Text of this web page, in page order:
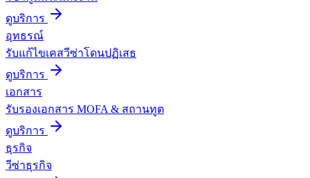
ดูบริการ
อุทธรณ์
รับแก้ไขเคสวีซ่าโดนปฏิเสธ
ดูบริการ
เอกสาร
รับรองเอกสาร MOFA & สถานทูต
ดูบริการ
ธุรกิจ
วีซ่าธุรกิจ